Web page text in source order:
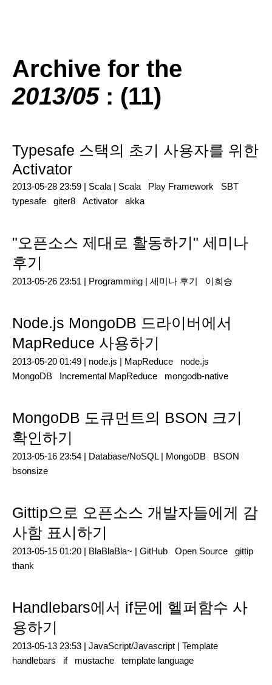
Archive for the
2013/05: (11)
Typesafe 스택의 초기 사용자를 위한
Activator
2013-05-28 23:59 | Scala | Scala Play Framework
SBT
typesafe
giter8 Activator akka
"오픈소스 제대로 활동하기" 세미나
후기
2013-05-26 23:51 | Programming | 세미나 후기 이희승
Node.js MongoDB 드라이버에서
MapReduce 사용하기
2013-05-20 01:49 | node.js | MapReduce
node.js
MongoDB
Incremental MapReduce mongodb-native
MongoDB 도큐먼트의 BSON 크기
확인하기
2013-05-16 23:54 | Database/NoSQL| MongoDB
BSON
bsonsize
Gittip으로 오픈소스 개발자들에게 감
사함 표시하기
2013-05-15 01:20 | BlaBlaBla~ | GitHub Open Source
gittip
thank
Handlebars에서 if문에 헬퍼함수 사
용하기
2013-05-13 23:53 | JavaScript/Javascript | Template
handlebars
if mustache template language